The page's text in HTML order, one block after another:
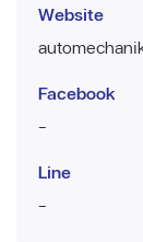
Website
Facebook
-
Line
-